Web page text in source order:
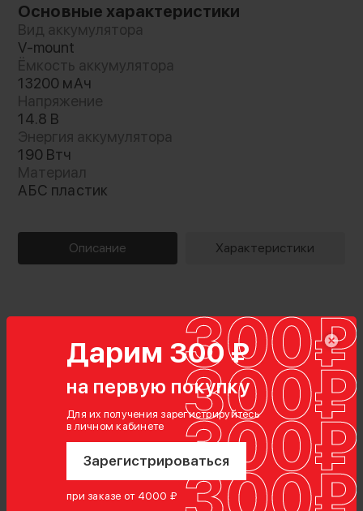
Дарим 300 ₽
на первую покупку
Для их получения зарегистрируйтесь
в личном кабинете
Зарегистрироваться
при заказе от 4000 ₽
Основные характеристики
Вид аккумулятора
V-mount
Ёмкость аккумулятора
13200 мАч
Напряжение
14.8 В
Энергия аккумулятора
190 Втч
Материал
АБС пластик
Описание Характеристики